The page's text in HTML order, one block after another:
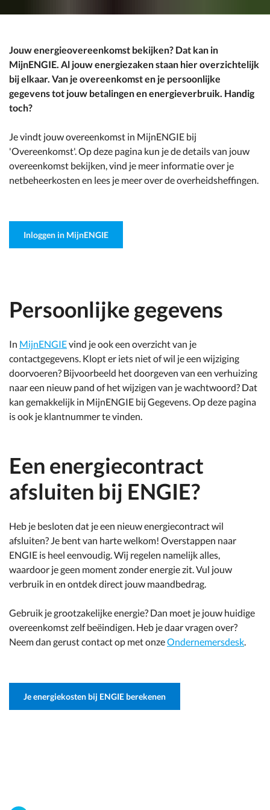
Jouw energieovereenkomst bekijken? Dat kan in
MijnENGIE. Al jouw energiezaken staan hier overzichtelijk
bij elkaar. Van je overeenkomst en je persoonlijke
gegevens tot jouw betalingen en energieverbruik. Handig
toch?
Je vindt jouw overeenkomst in MijnENGIE bij
'Overeenkomst'. Op deze pagina kun je de details van jouw
overeenkomst bekijken, vind je meer informatie over je
netbeheerkosten en lees je meer over de overheidsheffingen.
Inloggen in MijnENGIE
Persoonlijke gegevens
In MijnENGIEvind je ook een overzicht van je
contactgegevens. Klopt er iets niet of wil je een wijziging
doorvoeren? Bijvoorbeeld het doorgeven van een verhuizing
naar een nieuw pand of het wijzigen van je wachtwoord? Dat
kan gemakkelijk in MijnENGIE bij Gegevens. Op deze pagina
is ook je klantnummer te vinden.
Een energiecontract
afsluiten bij ENGIE?
Heb je besloten dat je een nieuw energiecontract wil
afsluiten? Je bent van harte welkom! Overstappen naar
ENGIE is heel eenvoudig. Wij regelen namelijk alles,
waardoor je geen moment zonder energie zit. Vul jouw
verbruik in en ontdek direct jouw maandbedrag.
Gebruik je grootzakelijke energie? Dan moet je jouw huidige
overeenkomst zelf beëindigen. Heb je daar vragen over?
Neem dan gerust contact op met onzeOndernemersdesk.
Je energiekosten bij ENGIE berekenen